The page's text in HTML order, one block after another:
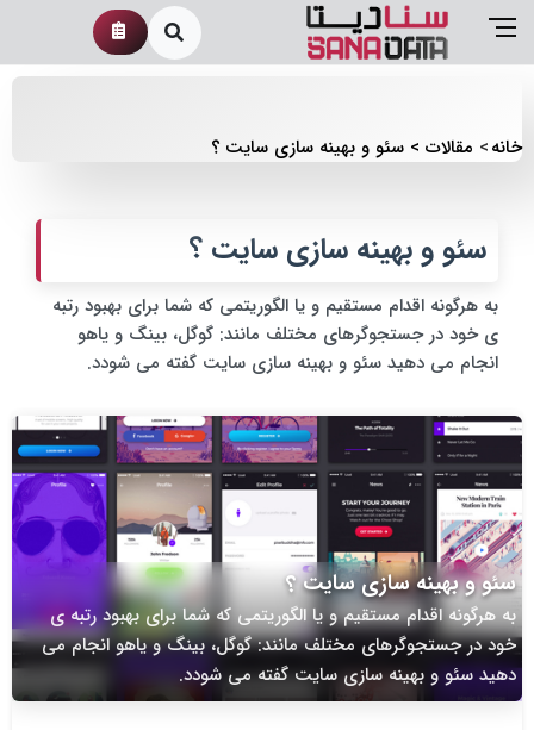
خانه مقالات سئو و بهینه سازی سایت ؟
سئو و بهینه سازی سایت ؟
به هرگونه اقدام مستقیم و یا الگوریتمی که شما برای بهبود رتبه
ی خود در جستجوگرهای مختلف مانند: گوگل، بینگ و یاهو
انجام می دهید سئو و بهینه سازی سایت گفته می شودد.
سئو و بهینه سازی سایت ؟
به هرگونه اقدام مستقیم و یا الگوریتمی که شما برای بهبود رتبه ی
خود در جستجوگرهای مختلف مانند: گوگل، بینگ و یاهو انجام می
دهید سئو و بهینه سازی سایت گفته می شودد.